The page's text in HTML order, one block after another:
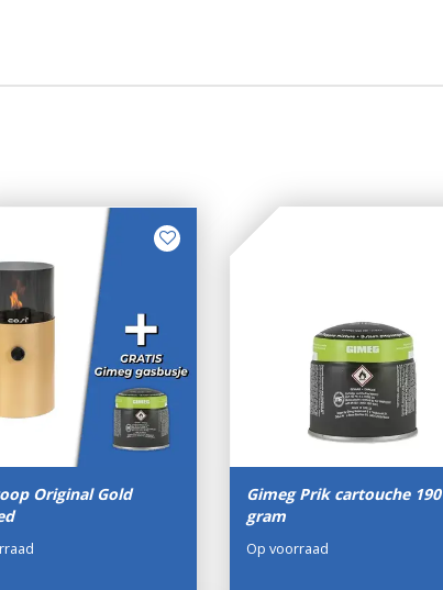
Original Gold
Gimeg Prik cartouche 190
gram
Op voorraad